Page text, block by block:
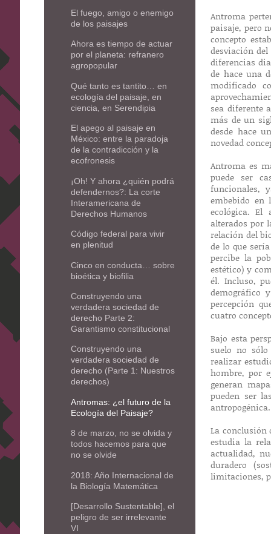
Antroma
paisaje, pero
concepto
desviación
diferencias
de hace una
modificado
sea diferente
más de un
desde hace
novedad
Antroma es
puede ser
funcionales,
embebido
ecológica.
alterados por
relación del
de lo que
percibe la
estético) y
él. Incluso,
demográfico
percepción
cuatro
Bajo esta
suelo no
realizar
hombre, por
generan
pueden ser
antropogénica.
La conclusión
estudia la
actualidad,
duradero
limitaciones,
El fuego, amigo o enemigo
de los paisajes
Ahora es tiempo de actuar
por el planeta: refranero
agropopular
Qué tanto es tantito… en
ecología del paisaje, en
ciencia, en Serendipia
El apego al paisaje en
México: entre la paradoja
de la contradicción y la
ecofronesis
¡Oh! Y ahora ¿quién podrá
defendernos?: La corte
Interamericana de
Derechos Humanos
Código federal para vivir
en plenitud
Cinco en conducta… sobre
bioética y biofilia
Construyendo una
verdadera sociedad de
derecho Parte 2:
Garantismo constitucional
Construyendo una
verdadera sociedad de
derecho (Parte 1: Nuestros
derechos)
Antromas: ¿el futuro de la
Ecología del Paisaje?
8 de marzo, no se olvida y
todos hacemos para que
no se olvide
2018: Año Internacional de
la Biología Matemática
[Desarrollo Sustentable], el
peligro de ser irrelevante
VI